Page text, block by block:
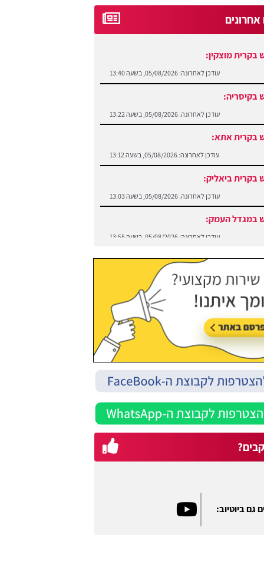
אחרונים
בקרית מוצקין:
עודכן לאחרונה: 05/08/2026, בשעה 13:40
בקיסריה:
עודכן לאחרונה: 05/08/2026, בשעה 13:22
בקרית אתא:
עודכן לאחרונה: 05/08/2026, בשעה 13:12
בקרית ביאליק:
עודכן לאחרונה: 05/08/2026, בשעה 13:03
במגדל העמק:
עודכן לאחרונה: 05/08/2026, בשעה 13:55
גם ביוטיוב: